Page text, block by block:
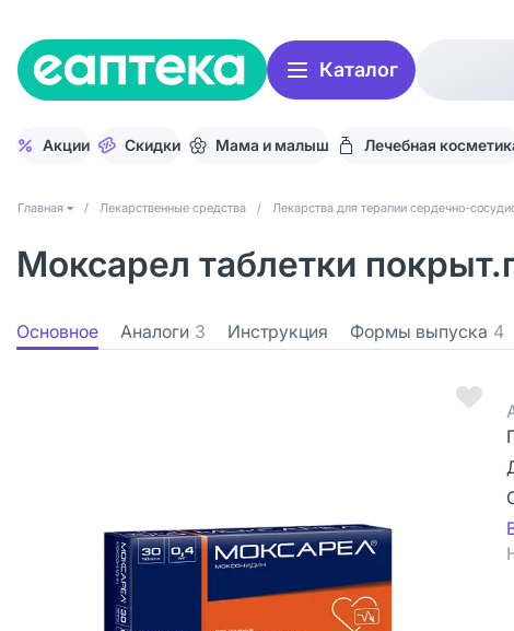
Каталог
Акции Скидки Мама и малыш Лечебная
Главная / Лекарственные средства / Лекарства для терапии сердечно-
Моксарел таблетки
Основное Аналоги 3 Инструкция Формы выпуска 4